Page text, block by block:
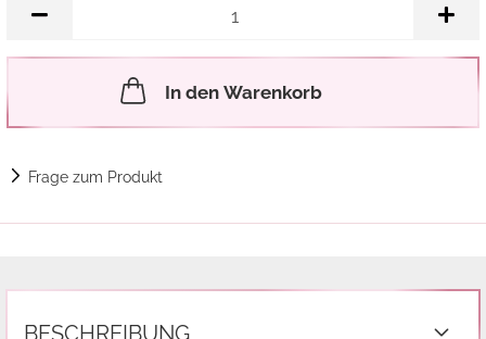
In den Warenkorb
Frage zum Produkt
BESCHREIBUNG